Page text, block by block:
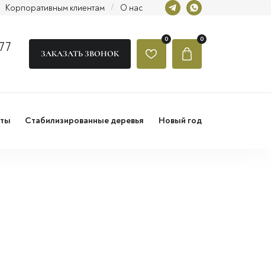
Корпоративным клиентам / О нас
ЗАКАЗАТЬ ЗВОНОК
0 0
Стабилизированные деревья Новый год